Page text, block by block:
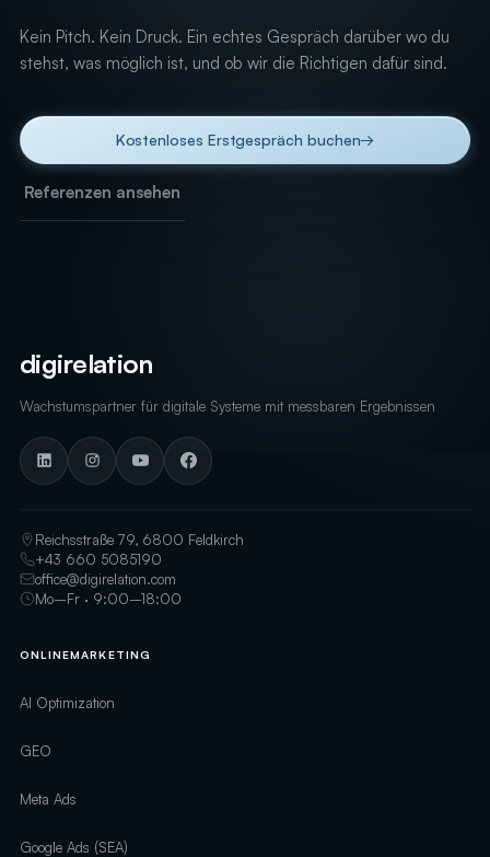
Kein Pitch. Kein Druck. Ein echtes Gespräch darüber wo du
stehst, was möglich ist, und ob wir die Richtigen dafür sind.
Kostenloses Erstgespräch buchen→
Referenzen ansehen
digirelation
Wachstumspartner für digitale Systeme mit messbaren Ergebnissen
Reichsstraße 79, 6800 Feldkirch
+43 660 5085190
office@digirelation.com
Mo–Fr · 9:00–18:00
ONLINEMARKETING
AI Optimization
GEO
Meta Ads
Google Ads (SEA)